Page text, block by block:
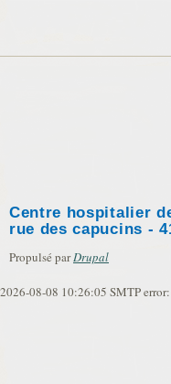
Centre hospitalier
rue des capucins -
Propulsé parDrupal
2026-08-08 10:26:05 SMTP